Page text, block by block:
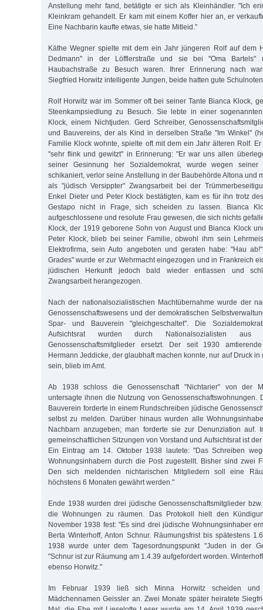
Anstellung mehr fand, betätigte er sich als Kleinhändler. "Ich
Kleinkram gehandelt. Er kam mit einem Koffer hier an, er
Eine Nachbarin kaufte etwas, sie hatte Mitleid."
Käthe Wegner spielte mit dem ein Jahr jüngeren Rolf auf dem
Dedmann" in der Löfflerstraße und sie bei "Oma
Haubachstraße zu Besuch waren. Ihrer Erinnerung nach
Siegfried Horwitz intelligente Jungen, beide hatten gute
Rolf Horwitz war im Sommer oft bei seiner Tante Bianca Klock,
Steenkampsiedlung zu Besuch. Sie lebte in einer
Klock, einem Nichtjuden. Gerd Schreiber,
und Bauvereins, der als Kind in derselben Straße "Im Winkel"
Familie Klock wohnte, spielte oft mit dem ein Jahr älteren Rolf.
"sehr flink und gewitzt" in Erinnerung: "Er war uns allen
seiner Gesinnung her Sozialdemokrat, wurde wegen
schikaniert, verlor seine Anstellung in der Baubehörde Altona und
als "jüdisch Versippter" Zwangsarbeit bei der
Enkel Dieter und Peter Klock bestätigten, kam es für ihn trotz
Gestapo nicht in Frage, sich scheiden zu lassen. Bianca
aufgeschlossene und resolute Frau gewesen, die sich nichts
Klock, der 1919 geborene Sohn von August und Bianca Klock
Peter Klock, blieb bei seiner Familie, obwohl ihm sein
Elektrofirma, sein Auto angeboten und geraten habe: "Hau
Grades" wurde er zur Wehrmacht eingezogen und in Frankreich
jüdischen Herkunft jedoch bald wieder entlassen und
Zwangsarbeit herangezogen.
Nach der nationalsozialistischen Machtübernahme wurde der
Genossenschaftswesens und der demokratischen
Spar- und Bauverein "gleichgeschaltet". Die
Aufsichtsrat wurden durch Nationalsozialisten
Genossenschaftsmitglieder ersetzt. Der seit 1930 amtierende
Hermann Jeddicke, der glaubhaft machen konnte, nur auf Druck in
sein, blieb im Amt.
Ab 1938 schloss die Genossenschaft "Nichtarier" von der
untersagte ihnen die Nutzung von Genossenschaftswohnungen.
Bauverein forderte in einem Rundschreiben jüdische
selbst zu melden. Darüber hinaus wurden alle
Nachbarn anzugeben; man forderte sie zur Denunziation auf.
gemeinschaftlichen Sitzungen von Vorstand und Aufsichtsrat ist
Ein Eintrag am 14. Oktober 1938 lautete: "Das Schreiben
Wohnungsinhabern durch die Post zugestellt. Bisher sind zwei
Den sich meldenden nichtarischen Mitgliedern soll eine
höchstens 6 Monaten gewährt werden."
Ende 1938 wurden drei jüdische Genossenschaftsmitglieder
die Wohnungen zu räumen. Das Protokoll hielt den
November 1938 fest: "Es sind drei jüdische Wohnungsinhaber
Berta Winterhoff, Anton Schnur. Räumungsfrist bis spätestens
1938 wurde unter dem Tagesordnungspunkt "Juden in der
"Schnur ist zur Räumung am 1.4.39 aufgefordert worden.
ebenso Horwitz."
Im Februar 1939 ließ sich Minna Horwitz scheiden
Mädchennamen Geissler an. Zwei Monate später heiratete